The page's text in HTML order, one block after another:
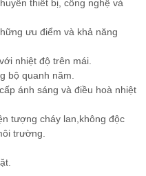
thiết bị, công nghệ và
ưu điểm và khả năng
nhiệt độ trên mái.
bộ quanh năm.
ánh sáng và điều hoà nhiệt
tượng cháy lan,không độc
trường.